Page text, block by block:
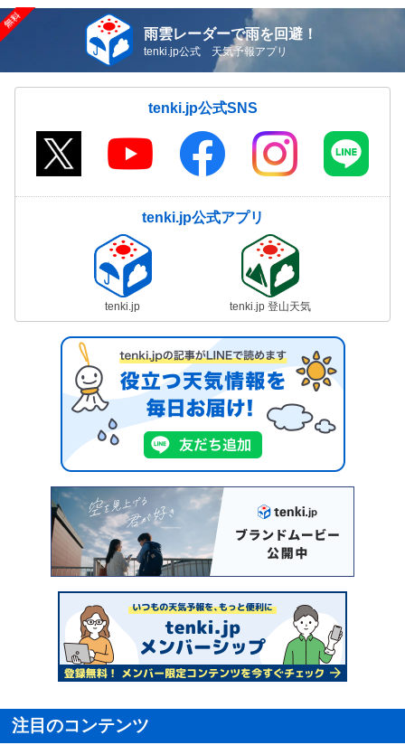
雨雲レーダーで雨を回避！
tenki.jp公式 天気予報アプリ
tenki.jp公式SNS
tenki.jp公式アプリ
tenki.jp tenki.jp 登山天気
注目のコンテンツ